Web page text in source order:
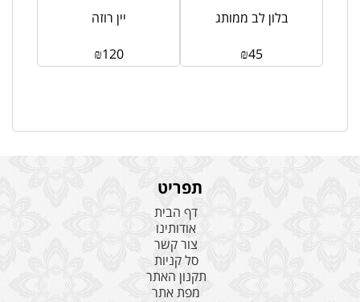
יין רוזה
₪120
בלון לב ממותג
₪45
תפריט
דף הבית
אודותינו
צור קשר
סל קניות
תקנון האתר
מפת אתר